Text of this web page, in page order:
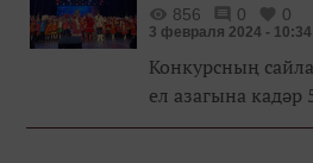
856
0 0
3 февраля 2024 - 10:34
Конкурсның
ел азагына кадәр